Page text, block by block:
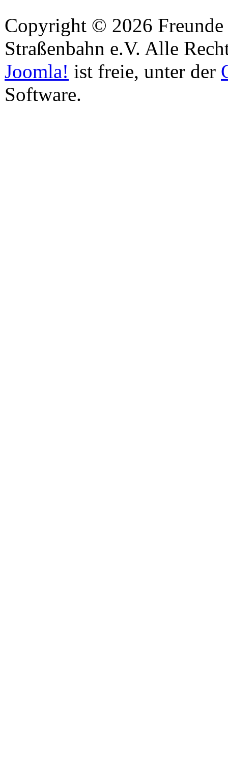
Copyright © 2026
Straßenbahn e.V. Alle
Joomla! ist freie, unter der
Software.